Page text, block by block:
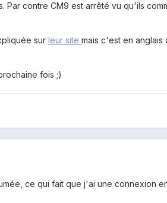
Par contre CM9 est arrêté vu qu'ils
sur leur site mais c'est en anglais
fois ;)
ce qui fait que j'ai une connexion